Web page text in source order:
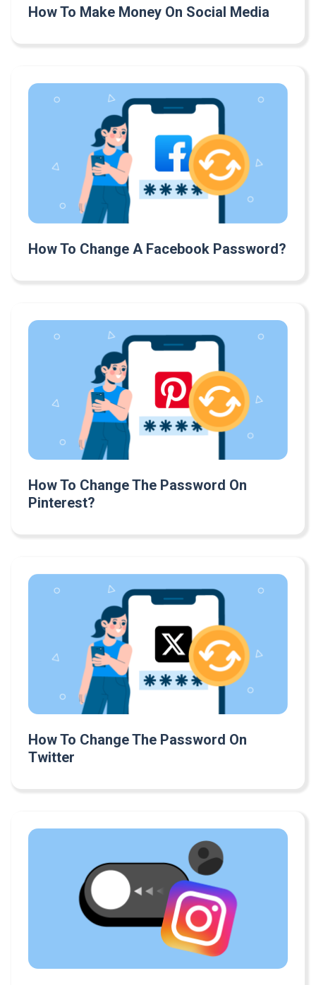
How To Make Money On Social Media
How To Change A Facebook Password?
How To Change The Password On
Pinterest?
How To Change The Password On
Twitter